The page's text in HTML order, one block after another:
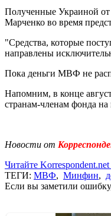
Полученные Украиной от
Марченко во время
"Средства, которые
направлены
Пока деньги МВФ не
Напомним, в конце
странам-членам фонда на
Новости от
Читайте
ТЕГИ: МВФ, Минфин,
Если вы заметили